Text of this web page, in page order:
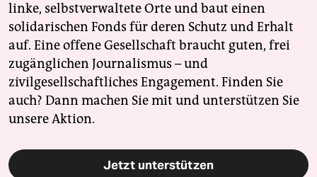
linke, selbstverwaltete Orte und baut einen
solidarischen Fonds für deren Schutz und Erhalt
auf. Eine offene Gesellschaft braucht guten, frei
zugänglichen Journalismus – und
zivilgesellschaftliches Engagement. Finden Sie
auch? Dann machen Sie mit und unterstützen Sie
unsere Aktion.
Jetzt unterstützen